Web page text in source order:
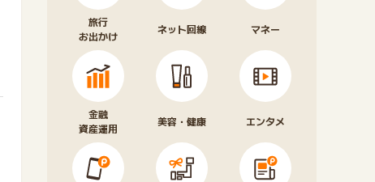
旅行
お出かけ
ネット回線 マネー
金融
資産運用
美容・健康 エンタメ